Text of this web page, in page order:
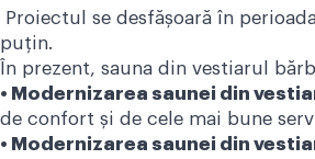
Proiectul se desfășoară în
puțin.
În prezent, sauna din vestiarul
• Modernizarea saunei din
de confort și de cele mai bune
• Modernizarea saunei din